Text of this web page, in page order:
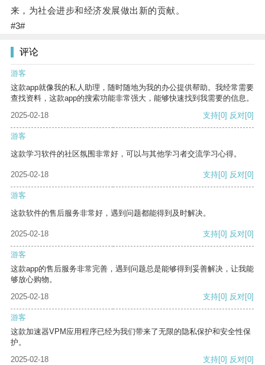
来，为社会进步和经济发展做出新的贡献。
#3#
评论
游客
这款app就像我的私人助理，随时随地为我的办公提供帮助。我经常需要
查找资料，这款app的搜索功能非常强大，能够快速找到我需要的信息。
2025-02-18
支持[0] 反对[0]
游客
这款学习软件的社区氛围非常好，可以与其他学习者交流学习心得。
2025-02-18 支持[0] 反对[0]
游客
这款软件的售后服务非常好，遇到问题都能得到及时解决。
2025-02-18 支持[0] 反对[0]
游客
这款app的售后服务非常完善，遇到问题总是能够得到妥善解决，让我能
够放心购物。
2025-02-18
支持[0] 反对[0]
游客
这款加速器VPM应用程序已经为我们带来了无限的隐私保护和安全性保
护。
2025-02-18
支持[0] 反对[0]